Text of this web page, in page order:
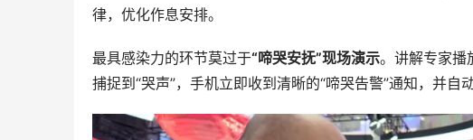
律，优化作息安排。
最具感染力的环节莫过于“啼哭安抚”现场演示。讲解专家播
捕捉到“哭声”，手机立即收到清晰的“啼哭告警”通知，并自